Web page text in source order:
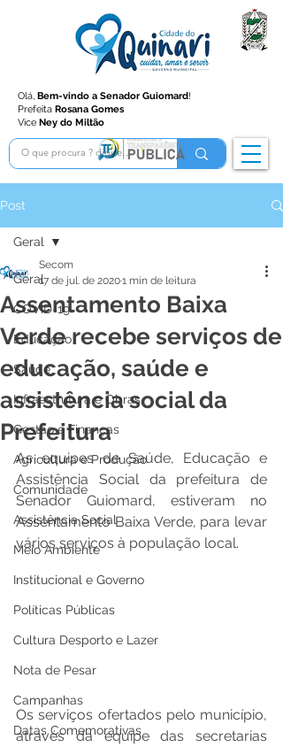
Olá, Bem-vindo a Senador Guiomard!
Prefeita Rosana Gomes
Vice Ney do Miltão
Post
Geral
COVID-19
Educação
Saúde
Infraestrutura e Obras
Gestão e Finanças
Agricultura e Produção
Comunidade
Assistência Social
Meio Ambiente
Institucional e Governo
Políticas Públicas
Cultura Desporto e Lazer
Nota de Pesar
Campanhas
Datas Comemorativas
Geral
Assentamento Baixa
Verde recebe serviços de
educação, saúde e
assistência social da
Prefeitura
Secom
17 de jul. de 20201 min de leitura
As equipes de Saúde, Educação e
Assistência Social da prefeitura de
Senador Guiomard, estiveram no
Assentamento Baixa Verde, para levar
vários serviços à população local.
Os serviços ofertados pelo município,
através da equipe das secretarias